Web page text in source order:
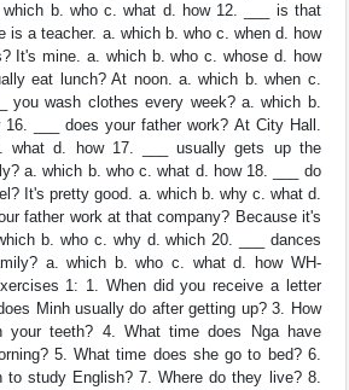
b. who c. what d. how 12. ___ is that
is a teacher. a. which b. who c. when d. how
It's mine. a. which b. who c. whose d. how
eat lunch? At noon. a. which b. when c.
you wash clothes every week? a. which b.
___ does your father work? At City Hall.
what d. how 17. ___ usually gets up the
a. which b. who c. what d. how 18. ___ do
It's pretty good. a. which b. why c. what d.
father work at that company? Because it's
b. who c. why d. which 20. ___ dances
a. which b. who c. what d. how WH-
1: 1. When did you receive a letter
Minh usually do after getting up? 3. How
your teeth? 4. What time does Nga have
5. What time does she go to bed? 6.
to study English? 7. Where do they live? 8.